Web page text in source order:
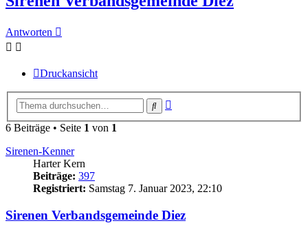
Antworten
Druckansicht
Suche
6 Beiträge • Seite 1 von 1
Sirenen-Kenner
Harter Kern
Beiträge: 397
Registriert: Samstag 7. Januar 2023, 22:10
Sirenen Verbandsgemeinde Diez